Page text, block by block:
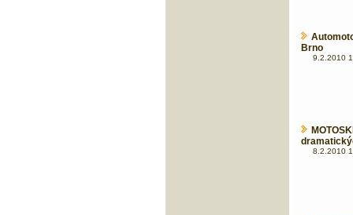
Brno
9.2.2010
8.2.2010